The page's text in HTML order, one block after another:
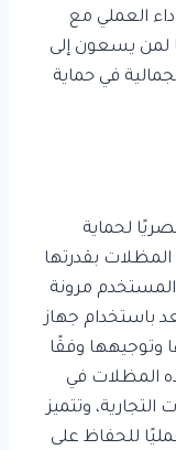
العملي مع
لمن يسعون إلى
في حماية
لحماية
المظلات بقدرتها
مرونة
باستخدام جهاز
وتوجيهها وفقًا
المظلات في
وتتميز
للحفاظ على